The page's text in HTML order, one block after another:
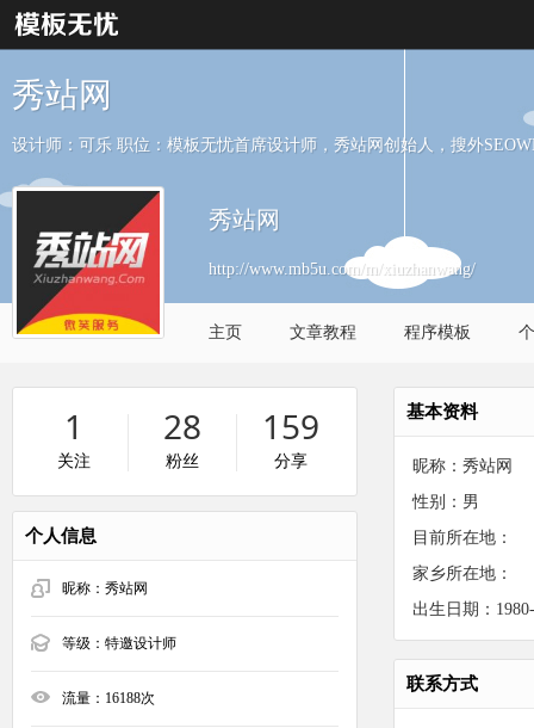
秀站网
设计师：可乐 职位：模板无忧首席设计师，秀站网创始人，搜外
秀站网
http://www.mb5u.com/m/xiuzhanwang/
主页 文章教程 程序模板
1
关注
28
粉丝
159
分享
个人信息
昵称： 秀站网
等级： 特邀设计师
流量： 16188次
基本资料
昵称：秀站网
性别：男
目前所在地：
家乡所在地：
出生日期：
联系方式